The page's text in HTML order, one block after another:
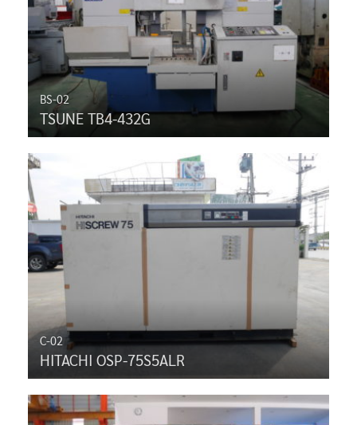
BS-02
TSUNE TB4-432G
C-02
HITACHI OSP-75S5ALR